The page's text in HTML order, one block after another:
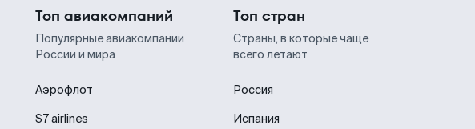
Топ авиакомпаний
Популярные авиакомпании
России и мира
Аэрофлот
S7 airlines
Топ стран
Страны, в которые чаще
всего летают
Россия
Испания